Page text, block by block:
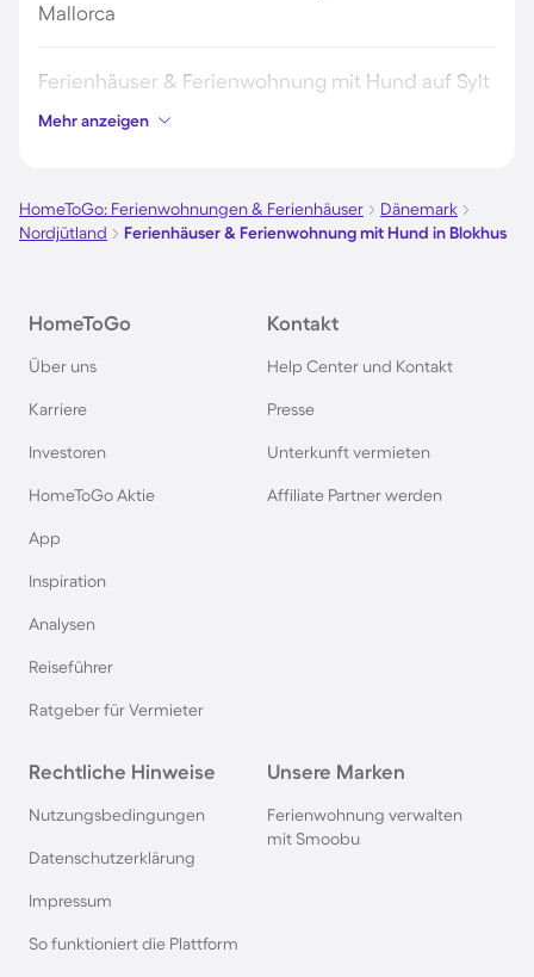
Mallorca
Ferienhäuser & Ferienwohnung mit Hund auf Sylt
Ferienhäuser & Ferienwohnung mit Hund auf
Bodensee
Ferienhäuser & Ferienwohnung mit Hund am
Ferienhäuser & Ferienwohnung mit Hund an der
Nordsee
Ferienhäuser & Ferienwohnung mit Hund im
Allgäu
Fehmarn
Mehr anzeigen
HomeToGo: Ferienwohnungen & Ferienhäuser
Dänemark
Nordjütland
Ferienhäuser & Ferienwohnung mit Hund in Blokhus
HomeToGo
Über uns
Karriere
Investoren
HomeToGo Aktie
App
Inspiration
Analysen
Reiseführer
Ratgeber für Vermieter
Kontakt
Help Center und Kontakt
Presse
Unterkunft vermieten
Affiliate Partner werden
Rechtliche Hinweise
Nutzungsbedingungen
Datenschutzerklärung
Impressum
So funktioniert die Plattform
Unsere Marken
Ferienwohnung verwalten
mit Smoobu